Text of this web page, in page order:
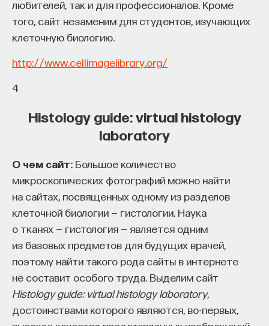
любителей, так и для профессионалов. Кроме
того, сайт незаменим для студентов, изучающих
клеточную биологию.
http://www.cellimagelibrary.org/
4
Histology guide: virtual histology
laboratory
О чем сайт: Большое количество
микроскопических фотографий можно найти
на сайтах, посвященных одному из разделов
клеточной биологии — гистологии. Наука
о тканях — гистология — является одним
из базовых предметов для будущих врачей,
поэтому найти такого рода сайты в интернете
не составит особого труда. Выделим сайт
Histology guide: virtual histology laboratory,
достоинствами которого являются, во-первых,
Сения Долгачева
ТЕХНОЛОГИИ
644 публикации
ТЕХНОЛОГИИ МАТЕМАТИКА ОБРАЗОВАНИЕ
НАУКА БИОТЕХНОЛОГИИ
ПРОГРАММНАЯ ИНЖЕНЕРИЯ ТОЧНЫЕ НАУКИ